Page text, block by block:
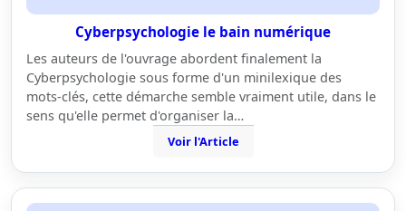
Cyberpsychologie le bain numérique
Les auteurs de l'ouvrage abordent finalement la
Cyberpsychologie sous forme d'un minilexique des
mots-clés, cette démarche semble vraiment utile, dans le
sens qu'elle permet d'organiser la…
Voir l'Article